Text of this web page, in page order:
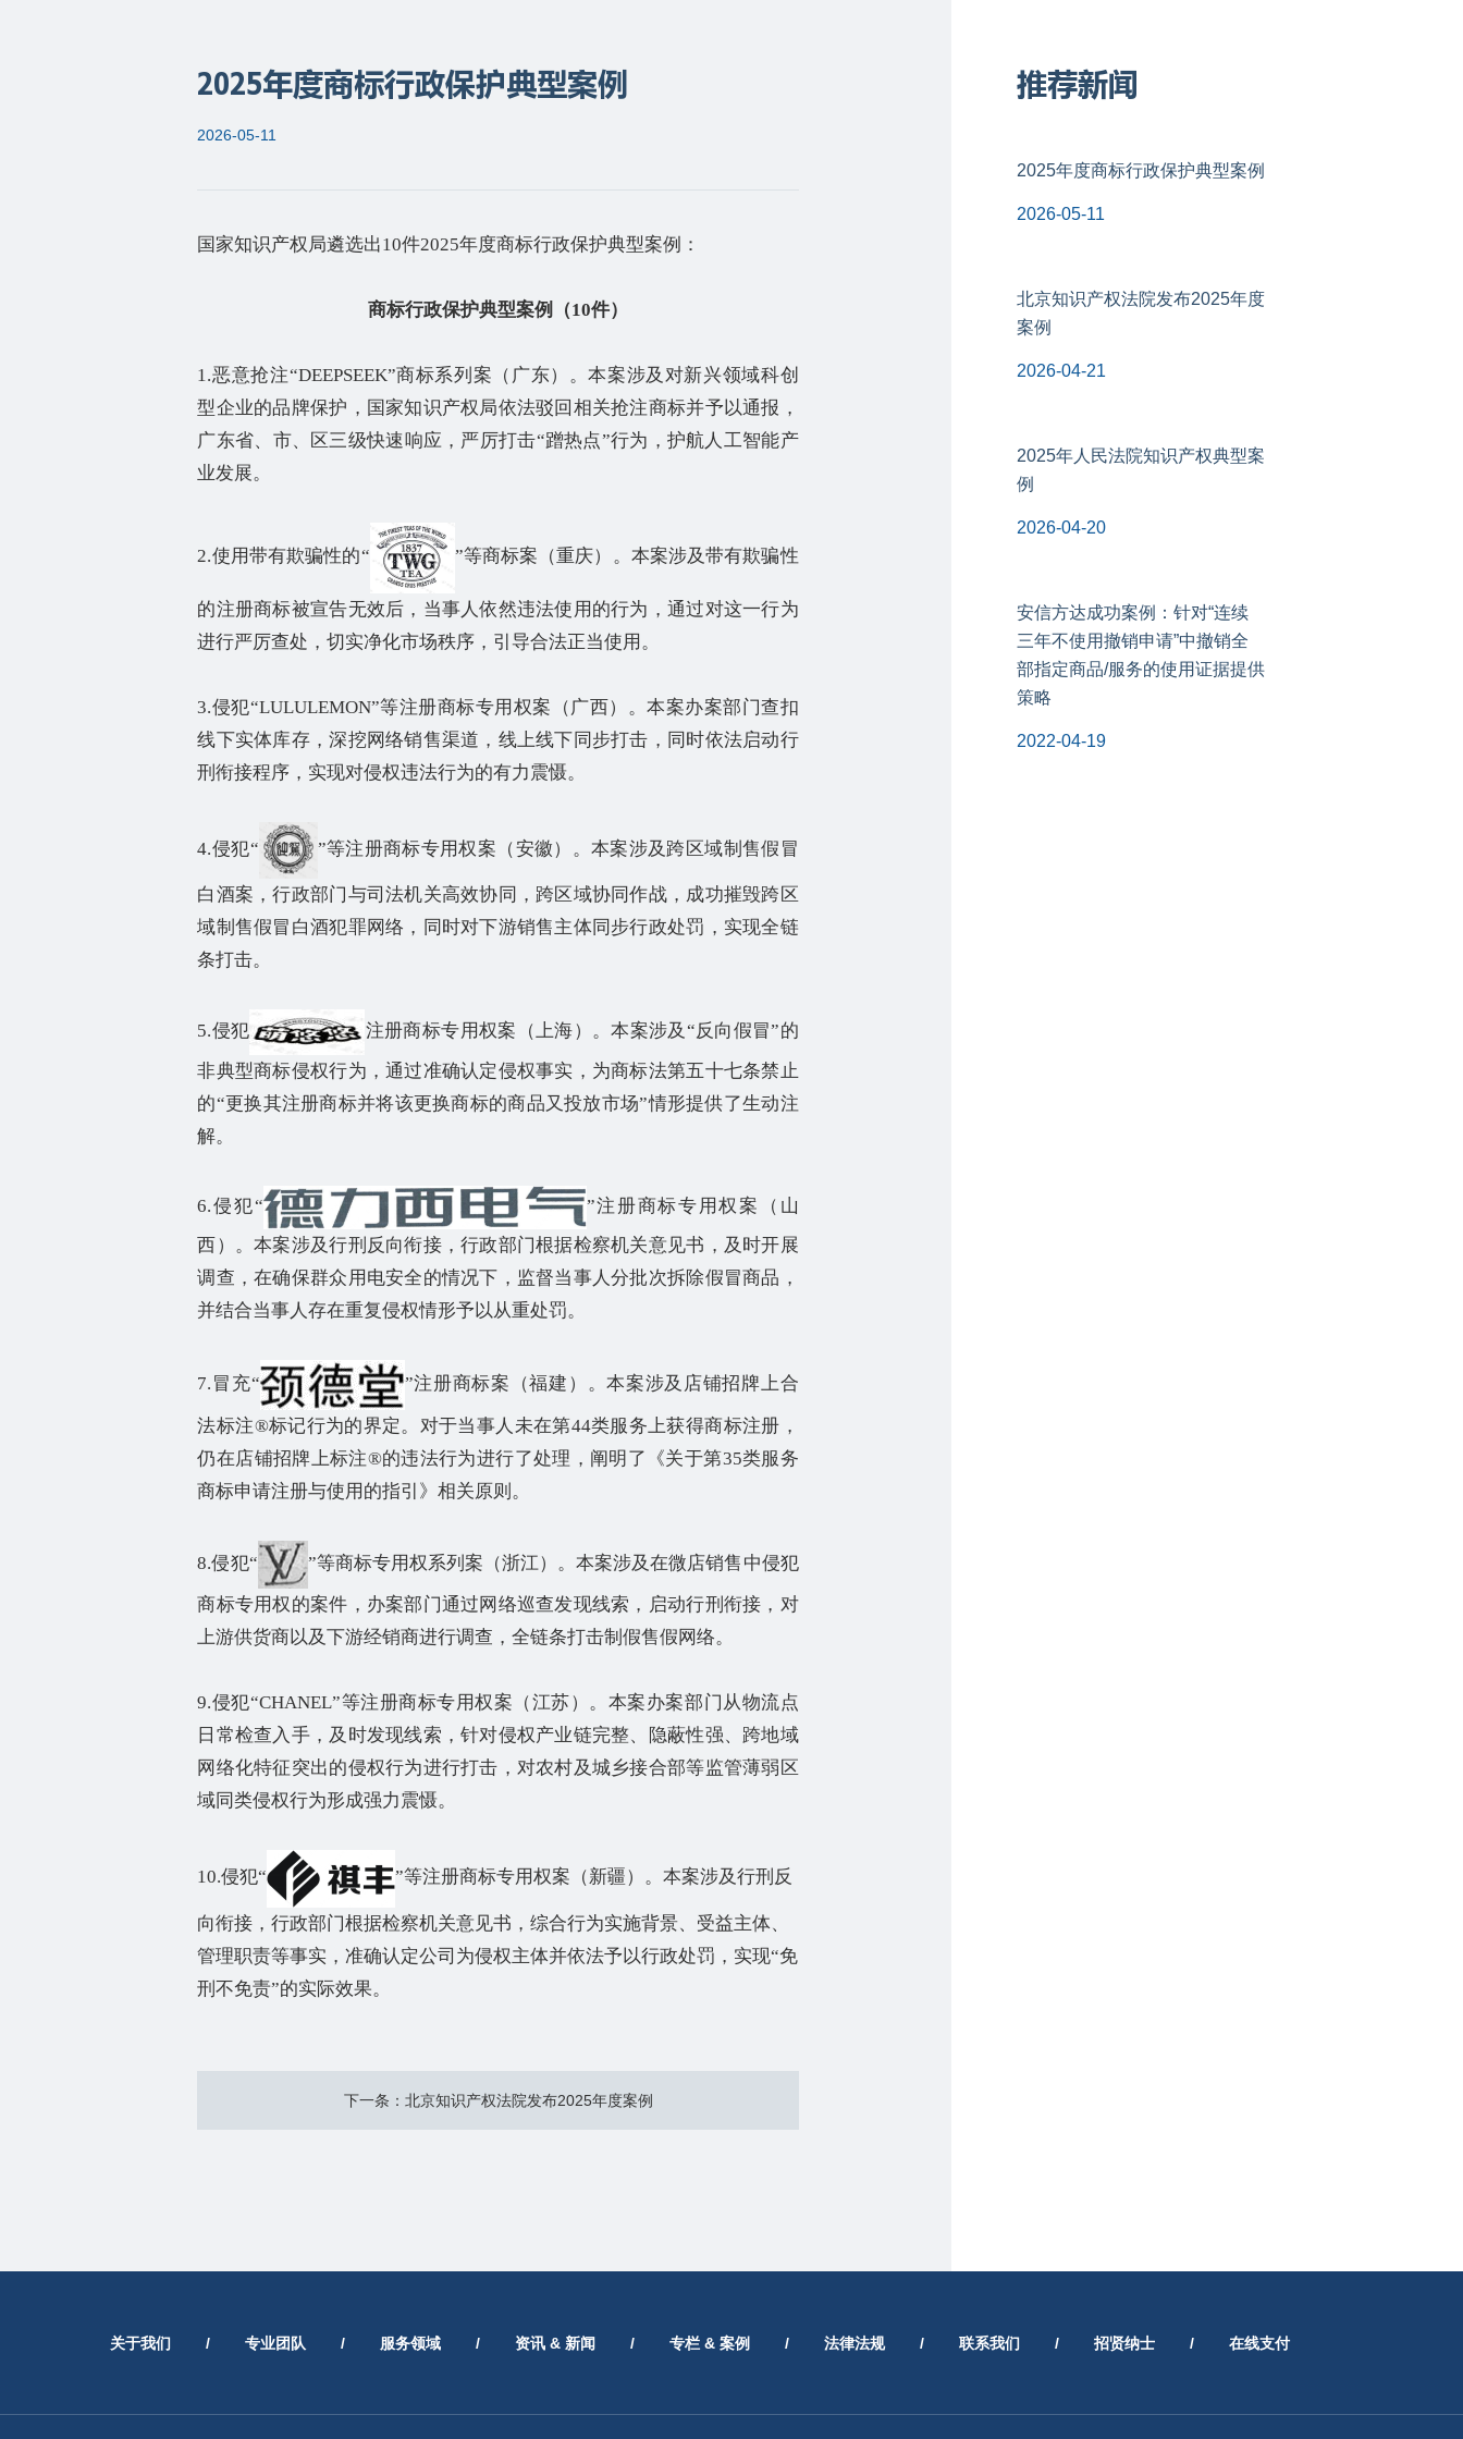
2025年度商标行政保护典型案例
2026-05-11
国家知识产权局遴选出10件2025年度商标行政保护典型案例：
商标行政保护典型案例（10件）
1.恶意抢注“DEEPSEEK”商标系列案（广东）。本案涉及对新兴领域科创
型企业的品牌保护，国家知识产权局依法驳回相关抢注商标并予以通报，
广东省、市、区三级快速响应，严厉打击“蹭热点”行为，护航人工智能产
业发展。
2.使用带有欺骗性的“ ”等商标案（重庆）。本案涉及带有欺骗性
的注册商标被宣告无效后，当事人依然违法使用的行为，通过对这一行为
进行严厉查处，切实净化市场秩序，引导合法正当使用。
3.侵犯“LULULEMON”等注册商标专用权案（广西）。本案办案部门查扣
线下实体库存，深挖网络销售渠道，线上线下同步打击，同时依法启动行
刑衔接程序，实现对侵权违法行为的有力震慑。
4.侵犯“ ”等注册商标专用权案（安徽）。本案涉及跨区域制售假冒
白酒案，行政部门与司法机关高效协同，跨区域协同作战，成功摧毁跨区
域制售假冒白酒犯罪网络，同时对下游销售主体同步行政处罚，实现全链
条打击。
5.侵犯 注册商标专用权案（上海）。本案涉及 “反向假冒”的
非典型商标侵权行为，通过准确认定侵权事实，为商标法第五十七条禁止
的“更换其注册商标并将该更换商标的商品又投放市场”情形提供了生动注
解。
6.侵犯“ ”注册商标专用权案（山
西）。本案涉及行刑反向衔接，行政部门根据检察机关意见书，及时开展
调查，在确保群众用电安全的情况下，监督当事人分批次拆除假冒商品，
并结合当事人存在重复侵权情形予以从重处罚。
7. 冒充“ ”注册商标案（福建）。本案涉及店铺招牌上合
法标注®标记行为的界定。对于当事人未在第44类服务上获得商标注册，
仍在店铺招牌上标注®的违法行为进行了处理，阐明了《关于第35类服务
商标申请注册与使用的指引》相关原则。
8.侵犯“ ”等商标专用权系列案（浙江）。本案涉及在微店销售中侵犯
商标专用权的案件，办案部门通过网络巡查发现线索，启动行刑衔接，对
上游供货商以及下游经销商进行调查，全链条打击制假售假网络。
9.侵犯“CHANEL”等注册商标专用权案（江苏）。本案办案部门从物流点
日常检查入手，及时发现线索，针对侵权产业链完整、隐蔽性强、跨地域
网络化特征突出的侵权行为进行打击，对农村及城乡接合部等监管薄弱区
域同类侵权行为形成强力震慑。
10.侵犯“ ”等注册商标专用权案（新疆）。本案涉及行刑反
向衔接，行政部门根据检察机关意见书，综合行为实施背景、受益主体、
管理职责等事实，准确认定公司为侵权主体并依法予以行政处罚，实现“免
刑不免责”的实际效果。
下一条：北京知识产权法院发布2025年度案例
推荐新闻
2025年度商标行政保护典型案例
2026-05-11
北京知识产权法院发布2025年度
案例
2026-04-21
2025年人民法院知识产权典型案
例
2026-04-20
安信方达成功案例：针对“连续
三年不使用撤销申请”中撤销全
部指定商品/服务的使用证据提供
策略
2022-04-19
关于我们 / 专业团队 / 服务领域 / 资讯 & 新闻 / 专栏 & 案例 / 法律法规 / 联系我们 / 招贤纳士 / 在线支付